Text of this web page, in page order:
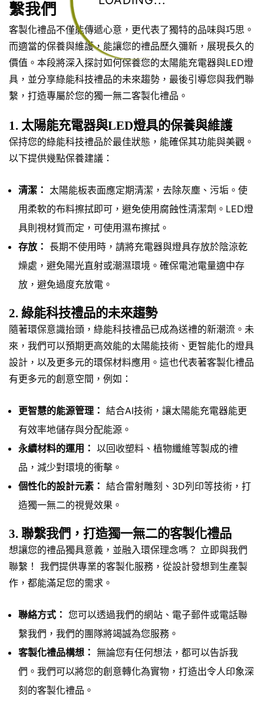
繫我們
客製化禮品不僅能傳遞心意，更代表了獨特的品味與巧思。
而適當的保養與維護，能讓您的禮品歷久彌新，展現長久的
價值。本段將深入探討如何保養您的太陽能充電器與LED燈
具，並分享綠能科技禮品的未來趨勢，最後引導您與我們聯
繫，打造專屬於您的獨一無二客製化禮品。
1. 太陽能充電器與LED燈具的保養與維護
保持您的綠能科技禮品於最佳狀態，能確保其功能與美觀。
以下提供幾點保養建議：
清潔： 太陽能板表面應定期清潔，去除灰塵、污垢。使
用柔軟的布料擦拭即可，避免使用腐蝕性清潔劑。LED燈
具則視材質而定，可使用濕布擦拭。
存放： 長期不使用時，請將充電器與燈具存放於陰涼乾
燥處，避免陽光直射或潮濕環境。確保電池電量適中存
放，避免過度充放電。
2. 綠能科技禮品的未來趨勢
隨著環保意識抬頭，綠能科技禮品已成為送禮的新潮流。未
來，我們可以預期更高效能的太陽能技術、更智能化的燈具
設計，以及更多元的環保材料應用。這也代表著客製化禮品
有更多元的創意空間，例如：
更智慧的能源管理： 結合AI技術，讓太陽能充電器能更
有效率地儲存與分配能源。
永續材料的運用： 以回收塑料、植物纖維等製成的禮
品，減少對環境的衝擊。
個性化的設計元素： 結合雷射雕刻、3D列印等技術，打
造獨一無二的視覺效果。
3. 聯繫我們，打造獨一無二的客製化禮品
想讓您的禮品獨具意義，並融入環保理念嗎？ 立即與我們
聯繫！ 我們提供專業的客製化服務，從設計發想到生產製
作，都能滿足您的需求。
聯絡方式： 您可以透過我們的網站、電子郵件或電話聯
繫我們，我們的團隊將竭誠為您服務。
客製化禮品構想： 無論您有任何想法，都可以告訴我
們。我們可以將您的創意轉化為實物，打造出令人印象深
刻的客製化禮品。